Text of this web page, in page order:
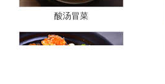
酸汤冒菜